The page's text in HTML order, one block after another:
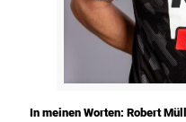
In meinen Worten: Robert